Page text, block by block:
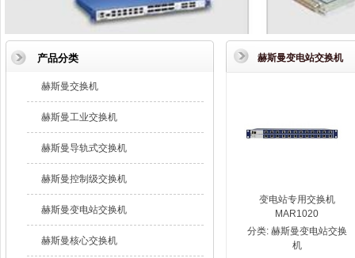
赫斯曼变电站交换机
变电站专用交换机
MAR1020
分类: 赫斯曼变电站交换
机
产品分类
赫斯曼交换机
赫斯曼工业交换机
赫斯曼导轨式交换机
赫斯曼控制级交换机
赫斯曼变电站交换机
赫斯曼核心交换机